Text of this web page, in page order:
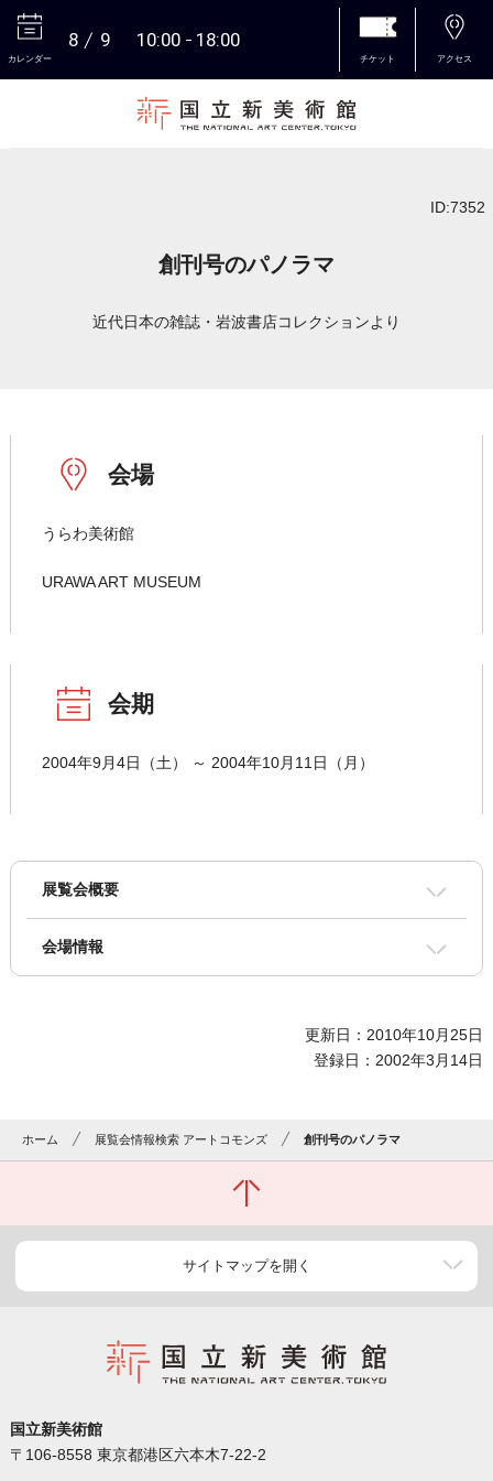
カレンダー
8 9 10:00 18:00
チケット アクセス
ID:7352
創刊号のパノラマ
近代日本の雑誌・岩波書店コレクションより
会場
うらわ美術館
URAWA ART MUSEUM
会期
2004年9月4日（土） ～ 2004年10月11日（月）
展覧会概要
会場情報
更新日：2010年10月25日
登録日：2002年3月14日
ホーム 展覧会情報検索 アートコモンズ 創刊号のパノラマ
サイトマップを開く
国立新美術館
〒106-8558 東京都港区六本木7-22-2